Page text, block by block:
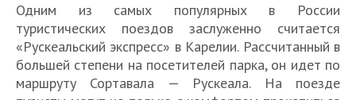
и
недорого
Одним из самых популярных в России
туристических поездов заслуженно считается
«Рускеальский экспресс» в Карелии. Рассчитанный в
большей степени на посетителей парка, он идет по
маршруту Сортавала — Рускеала. На поезде